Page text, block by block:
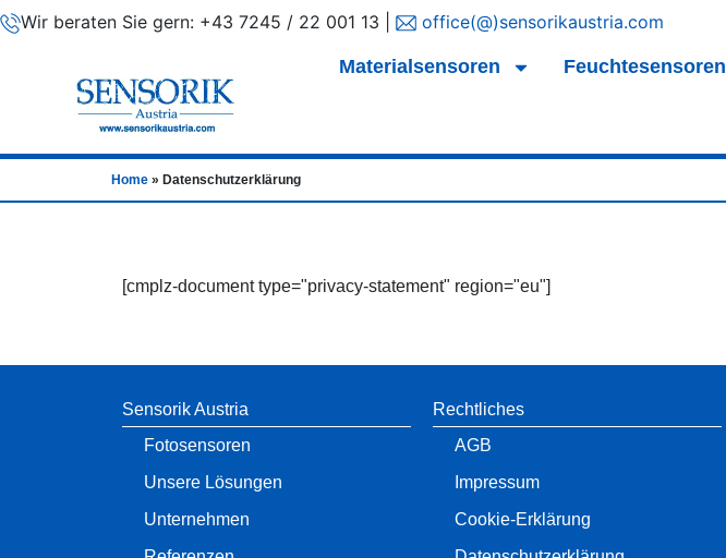
Wir beraten Sie gern: +43 7245 / 22 001 13 | office(@)sensorikaustria.com
Materialsensoren Feuchtesensoren
Home » Datenschutzerklärung
[cmplz-document type="privacy-statement" region="eu"]
Sensorik Austria
Fotosensoren
Unsere Lösungen
Unternehmen
Rechtliches
AGB
Impressum
Cookie-Erklärung